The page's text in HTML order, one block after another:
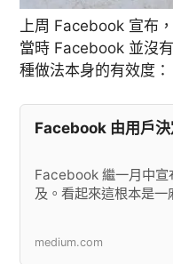
上周 Facebook 宣布
當時 Facebook 並沒
種做法本身的有效度：
Facebook 由用戶
Facebook 繼一月中宣
及。看起來這根本是一
medium.com